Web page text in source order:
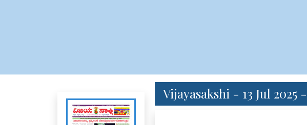
Vijayasakshi - 13 Jul 2025